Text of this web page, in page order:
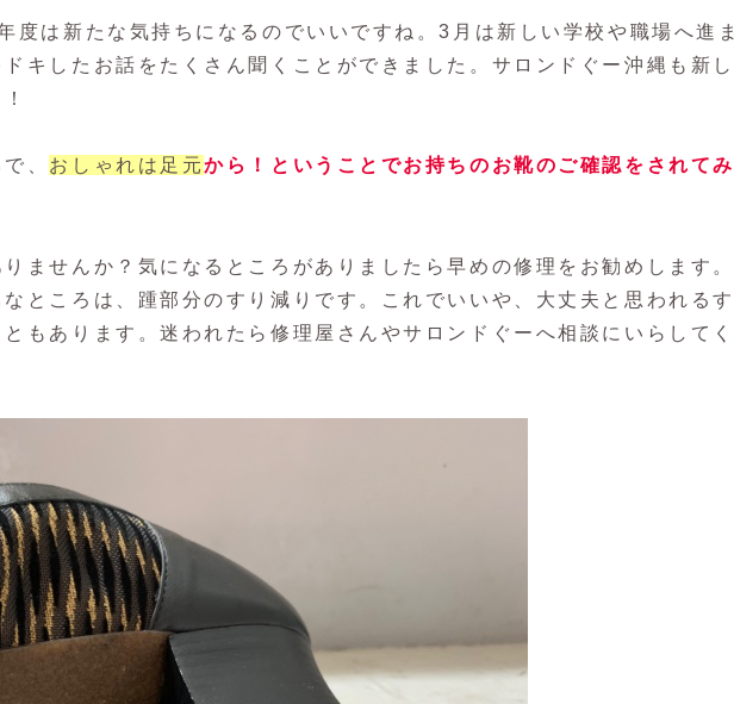
度は新たな気持ちになるのでいいですね。3月は新しい学校や職場へ進ま
キしたお話をたくさん聞くことができました。サロンドぐー沖縄も新し
、 おしゃれは足元から！ということでお持ちのお靴のご確認をされてみ
ませんか？気になるところがありましたら早めの修理をお勧めします。
ところは、踵部分のすり減りです。これでいいや、大丈夫と思われるす
もあります。迷われたら修理屋さんやサロンドぐーへ相談にいらしてく